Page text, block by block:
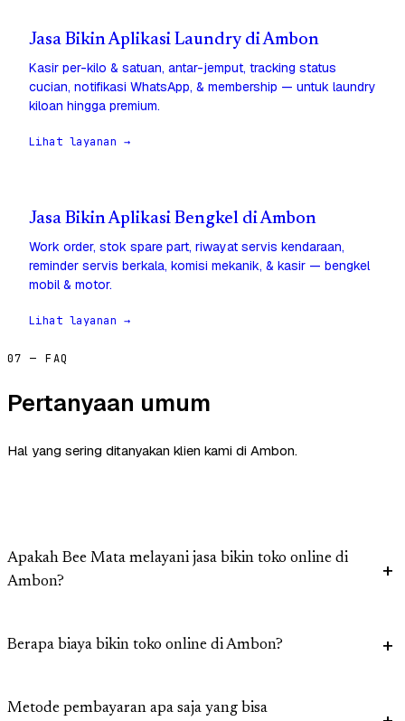
Jasa Bikin Aplikasi Laundry di Ambon
Kasir per-kilo & satuan, antar-jemput, tracking status
cucian, notifikasi WhatsApp, & membership — untuk laundry
kiloan hingga premium.
Lihat layanan →
Jasa Bikin Aplikasi Bengkel di Ambon
Work order, stok spare part, riwayat servis kendaraan,
reminder servis berkala, komisi mekanik, & kasir — bengkel
mobil & motor.
Lihat layanan →
07 — FAQ
Pertanyaan umum
Hal yang sering ditanyakan klien kami di Ambon.
Apakah Bee Mata melayani jasa bikin toko online di
Ambon?
Berapa biaya bikin toko online di Ambon?
Metode pembayaran apa saja yang bisa